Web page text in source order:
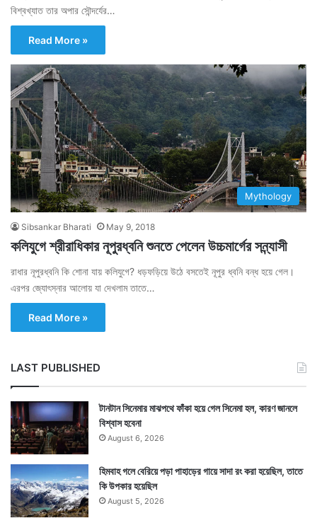
বিশ্বখ্যাত তার অপার সৌন্দর্যের…
Read More »
Mythology
Sibsankar Bharati May 9, 2018
কলিযুগে শ্রীরাধিকার নূপুরধ্বনি শুনতে পেলেন উচ্চমার্গের সন্ন্যাসী
রাধার নূপুরধ্বনি কি শোনা যায় কলিযুগে? ধড়ফড়িয়ে উঠে বসতেই নূপুর ধ্বনি বন্ধ হয়ে গেল।
এরপর জ্যোৎস্নার আলোয় যা দেখলাম তাতে…
Read More »
LAST PUBLISHED
টানটান সিনেমার মাঝপথে ফাঁকা হয়ে গেল সিনেমা হল, কারণ জানলে
বিশ্বাস হবেনা
August 6, 2026
হিমবাহ গলে বেরিয়ে পড়া পাহাড়ের গায়ে সাদা রং করা হয়েছিল, তাতে
কি উপকার হয়েছিল
August 5, 2026